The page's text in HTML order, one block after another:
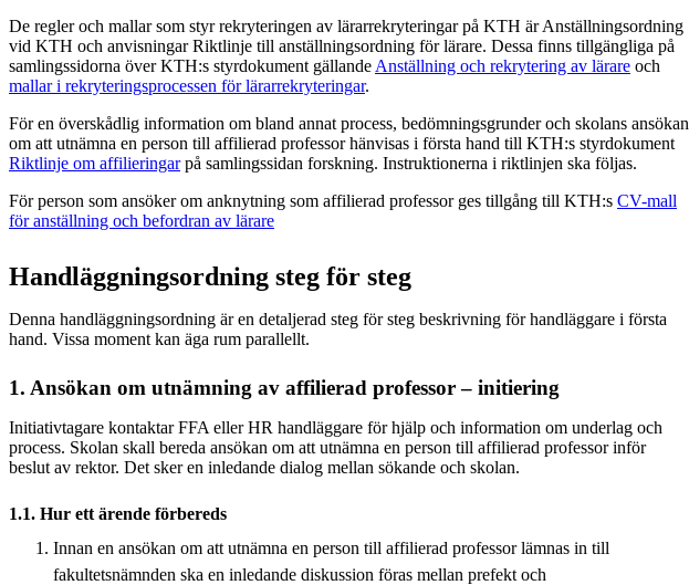
De regler och mallar som styr rekryteringen av lärarrekryteringar på KTH är Anställningsordning
vid KTH och anvisningar Riktlinje till anställningsordning för lärare. Dessa finns tillgängliga på
samlingssidorna över KTH:s styrdokument gällande Anställning och rekrytering av lärare och
mallar i rekryteringsprocessen för lärarrekryteringar.
För en överskådlig information om bland annat process, bedömningsgrunder och skolans ansökan
om att utnämna en person till affilierad professor hänvisas i första hand till KTH:s styrdokument
Riktlinje om affilieringarpå samlingssidan forskning. Instruktionerna i riktlinjen ska följas.
För person som ansöker om anknytning som affilierad professor ges tillgång till KTH:s CV-mall
för anställning och befordran av lärare
Handläggningsordning steg för steg
Denna handläggningsordning är en detaljerad steg för steg beskrivning för handläggare i första
hand. Vissa moment kan äga rum parallellt.
1. Ansökan om utnämning av affilierad professor – initiering
Initiativtagare kontaktar FFA eller HR handläggare för hjälp och information om underlag och
process. Skolan skall bereda ansökan om att utnämna en person till affilierad professor inför
beslut av rektor. Det sker en inledande dialog mellan sökande och skolan.
1.1. Hur ett ärende förbereds
Innan en ansökan om att utnämna en person till affilierad professor lämnas in till
fakultetsnämnden ska en inledande diskussion föras mellan prefekt och